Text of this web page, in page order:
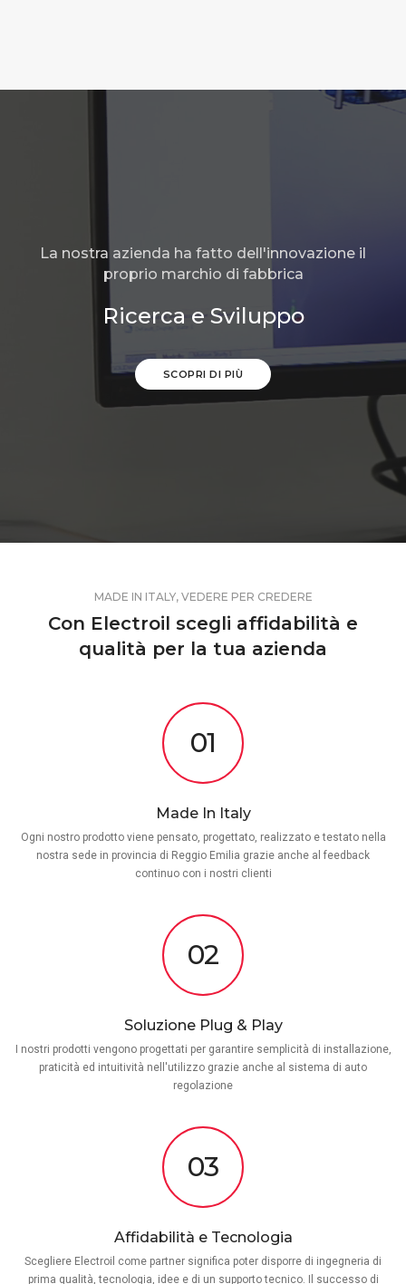
La nostra azienda ha fatto dell'innovazione il
proprio marchio di fabbrica
Ricerca e Sviluppo
SCOPRI DI PIÙ
MADE IN ITALY, VEDERE PER CREDERE
Con Electroil scegli affidabilità e
qualità per la tua azienda
01
Made In Italy
Ogni nostro prodotto viene pensato, progettato, realizzato e testato nella
nostra sede in provincia di Reggio Emilia grazie anche al feedback
continuo con i nostri clienti
02
Soluzione Plug & Play
I nostri prodotti vengono progettati per garantire semplicità di installazione,
praticità ed intuitività nell'utilizzo grazie anche al sistema di auto
regolazione
03
Affidabilità e Tecnologia
Scegliere Electroil come partner significa poter disporre di ingegneria di
prima qualità, tecnologia, idee e di un supporto tecnico. Il successo di